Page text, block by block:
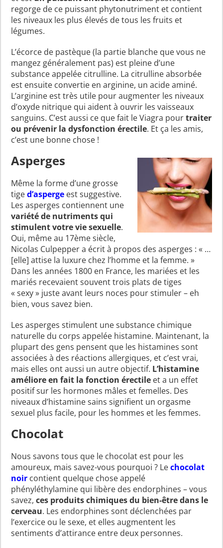
regorge de ce puissant phytonutriment et contient
les niveaux les plus élevés de tous les fruits et
légumes.
L’écorce de pastèque (la partie blanche que vous ne
mangez généralement pas) est pleine d’une
substance appelée citrulline. La citrulline absorbée
est ensuite convertie en arginine, un acide aminé.
L’arginine est très utile pour augmenter les niveaux
d’oxyde nitrique qui aident à ouvrir les vaisseaux
sanguins. C’est aussi ce que fait le Viagra pourtraiter
ou prévenir la dysfonction érectile. Et ça les amis,
c’est une bonne chose !
Asperges
Même la forme d’une grosse
tiged’asperge est suggestive.
Les asperges contiennent une
variété de nutriments qui
stimulent votre vie sexuelle.
Oui, même au 17ème siècle,
Nicolas Culpepper a écrit à propos des asperges : « …
[elle] attise la luxure chez l’homme et la femme. »
Dans les années 1800 en France, les mariées et les
mariés recevaient souvent trois plats de tiges
« sexy » juste avant leurs noces pour stimuler – eh
bien, vous savez bien.
Les asperges stimulent une substance chimique
naturelle du corps appelée histamine. Maintenant, la
plupart des gens pensent que les histamines sont
associées à des réactions allergiques, et c’est vrai,
mais elles ont aussi un autre objectif. L’histamine
améliore en fait la fonction érectile et a un effet
positif sur les hormones mâles et femelles. Des
niveaux d’histamine sains signifient un orgasme
sexuel plus facile, pour les hommes et les femmes.
Chocolat
Nous savons tous que le chocolat est pour les
amoureux, mais savez-vous pourquoi ? Lechocolat
noir contient quelque chose appelé
phényléthylamine qui libère des endorphines – vous
savez,ces produits chimiques du bien-être dans le
cerveau. Les endorphines sont déclenchées par
l’exercice ou le sexe, et elles augmentent les
sentiments d’attirance entre deux personnes.